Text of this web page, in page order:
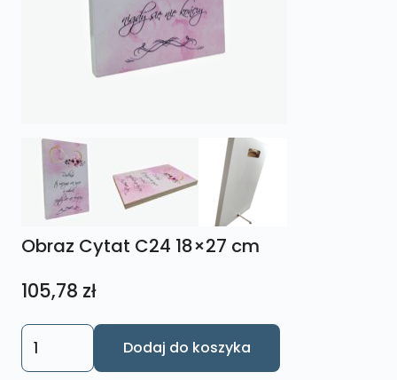
Obraz Cytat C24 18×27 cm
105,78 zł
ilość
Obraz
Dodaj do koszyka